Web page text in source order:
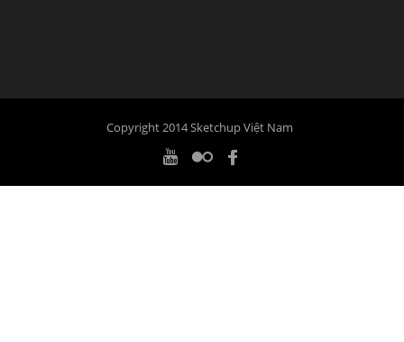
Copyright 2014 Sketchup Việt Nam